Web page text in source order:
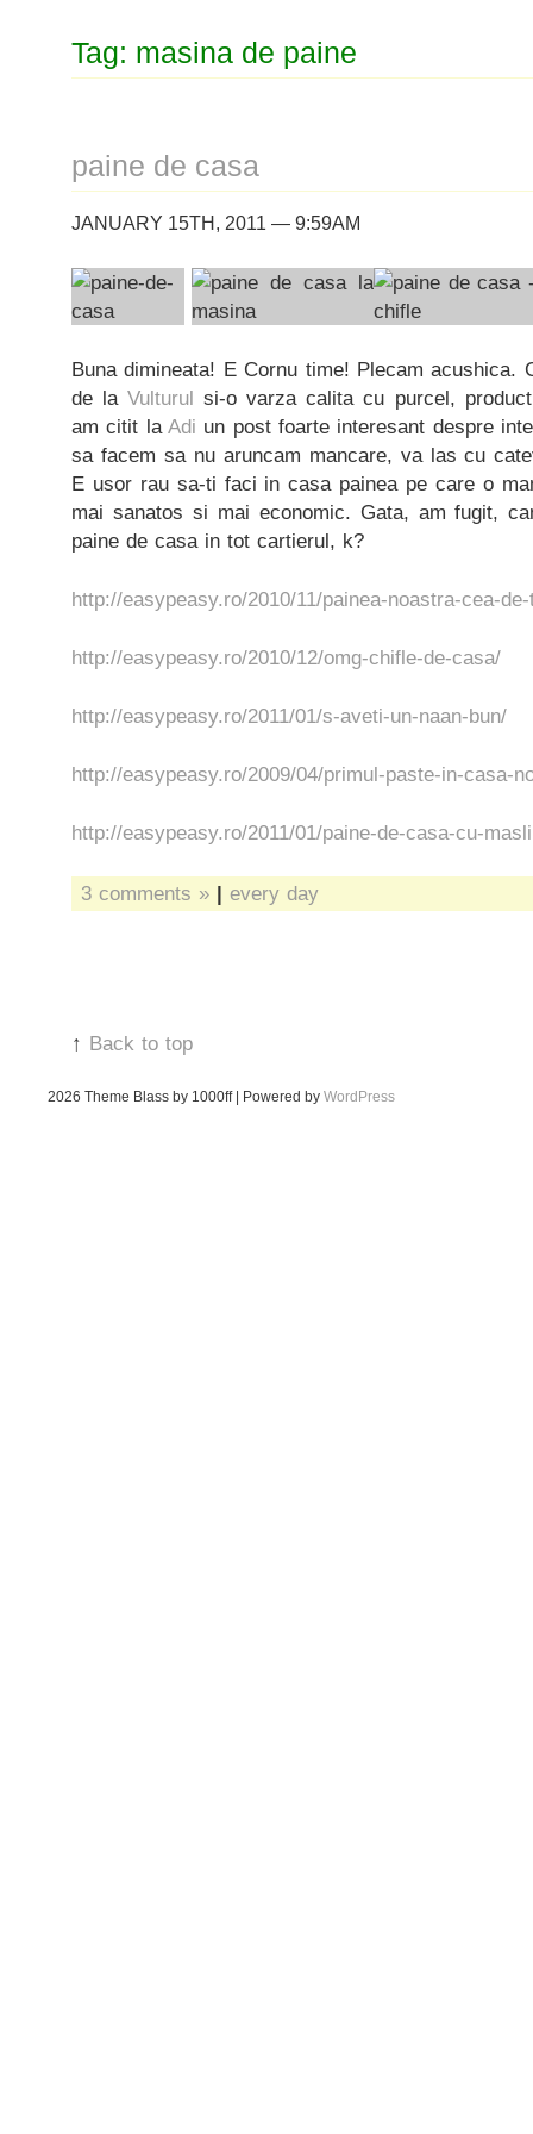
Tag: masina de paine
paine de casa
JANUARY 15TH, 2011 — 9:59AM
Buna dimineata! E Cornu time! Plecam acushica.
de laVulturul si-o varza calita cu purcel,
am citit la Adi un post foarte interesant despre
sa facem sa nu aruncam mancare, va las cu
E usor rau sa-ti faci in casa painea pe care o
mai sanatos si mai economic. Gata, am fugit,
paine de casa in tot cartierul, k?
http://easypeasy.ro/2010/11/painea-noastra-cea-
http://easypeasy.ro/2010/12/omg-chifle-de-casa/
http://easypeasy.ro/2011/01/s-aveti-un-naan-bun/
http://easypeasy.ro/2009/04/primul-paste-in-casa-
http://easypeasy.ro/2011/01/paine-de-casa-cu-
3 comments » | every day
↑ Back to top
2026 Theme Blass by 1000ff | Powered by WordPress